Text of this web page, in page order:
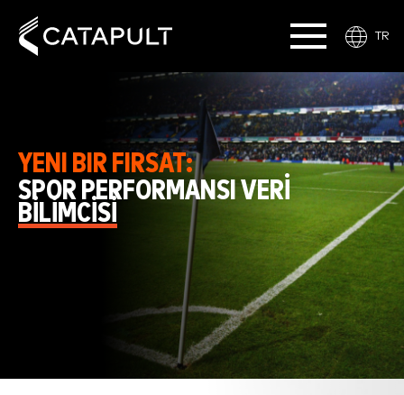
TR
YENI BIR FIRSAT:
SPOR PERFORMANSI VERI
BILIMCISI